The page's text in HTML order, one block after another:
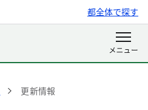
都全体で探す
更新情報